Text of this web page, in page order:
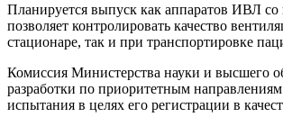
Планируется выпуск как аппаратов ИВЛ со
позволяет контролировать качество
стационаре, так и при транспортировке
Комиссия Министерства науки и высшего
разработки по приоритетным
испытания в целях его регистрации в